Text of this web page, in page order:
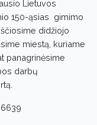
Lietuvos
150-ąsias gimimo
didžiojo
miestą, kuriame
panagrinėsime
darbų